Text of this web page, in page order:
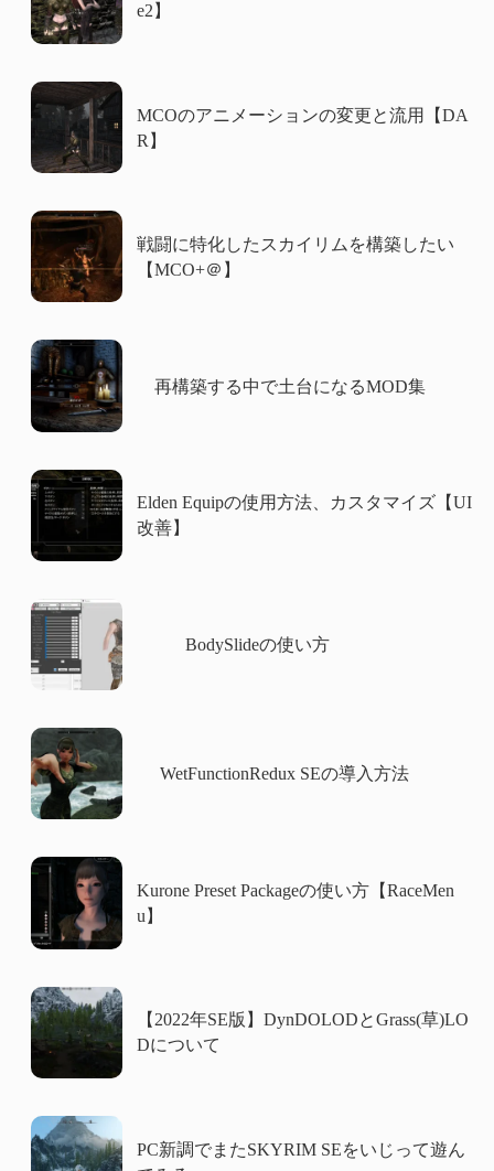
e2】
MCOのアニメーションの変更と流用【DA
R】
戦闘に特化したスカイリムを構築したい
【MCO+＠】
再構築する中で土台になるMOD集
Elden Equipの使用方法、カスタマイズ【UI
改善】
BodySlideの使い方
WetFunctionRedux SEの導入方法
Kurone Preset Packageの使い方【RaceMen
u】
【2022年SE版】DynDOLODとGrass(草)LO
Dについて
PC新調でまたSKYRIM SEをいじって遊ん